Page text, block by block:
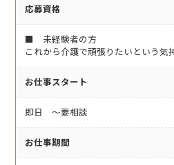
応募資格
■ 未経験者の方
これから介護で頑張りたいという
お仕事スタート
即日 〜要相談
お仕事期間